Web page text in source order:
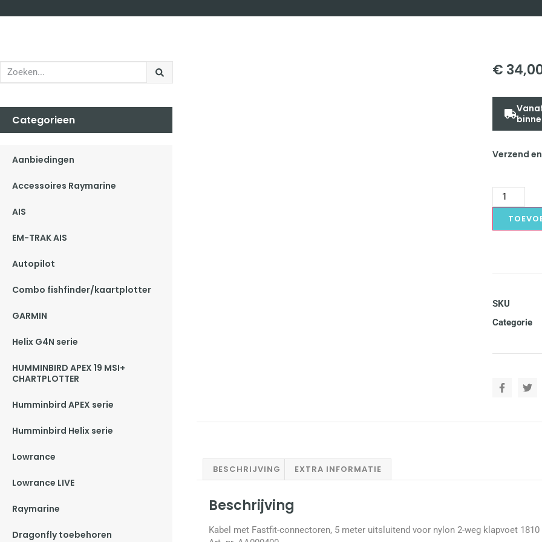
Categorieen
Aanbiedingen
Accessoires Raymarine
AIS
EM-TRAK AIS
Autopilot
Combo fishfinder/kaartplotter
GARMIN
Helix G4N serie
HUMMINBIRD APEX 19 MSI+
CHARTPLOTTER
Humminbird APEX serie
Humminbird Helix serie
Lowrance
Lowrance LIVE
Raymarine
Dragonfly toebehoren
€
Verzend
SKU
Categorie
BESCHRIJVING EXTRA INFORMATIE
Beschrijving
Kabel met Fastfit-connectoren, 5 meter uitsluitend voor nylon 2-weg klapvoet 1810